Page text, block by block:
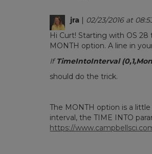
jra | 02/23/2016 at
Hi Curt! Starting with OS
MONTH option. A line in
IfTimeIntoInterval
should do the trick.
The MONTH option is a
interval, the TIME INTO
https://